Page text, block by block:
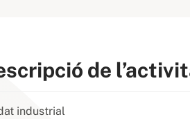
de
industrial